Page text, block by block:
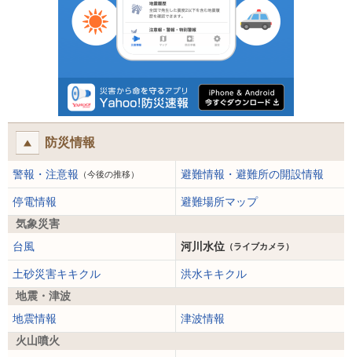
防災情報
警報・注意報 （今後の推移） 避難情報・避難所の開設情報
停電情報
避難場所マップ
気象災害
台風
河川水位 （ライブカメラ）
土砂災害キキクル
洪水キキクル
地震・津波
地震情報
津波情報
火山噴火